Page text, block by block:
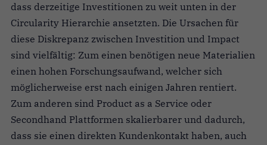
dass derzeitige Investitionen zu weit unten in der
Circularity Hierarchie ansetzten. Die Ursachen für
diese Diskrepanz zwischen Investition und Impact
sind vielfältig: Zum einen benötigen neue Materialien
einen hohen Forschungsaufwand, welcher sich
möglicherweise erst nach einigen Jahren rentiert.
Zum anderen sind Product as a Service oder
Secondhand Plattformen skalierbarer und dadurch,
dass sie einen direkten Kundenkontakt haben, auch